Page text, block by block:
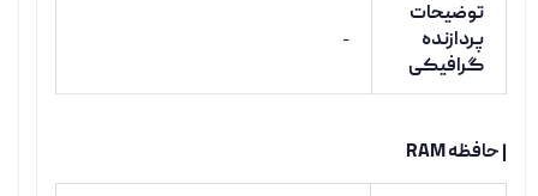
توضیحات
پردازنده
گرافیکی
-
| حافظه RAM